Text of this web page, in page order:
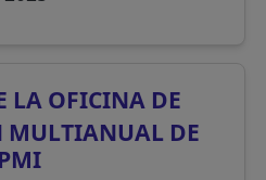
LA OFICINA DE
MULTIANUAL DE